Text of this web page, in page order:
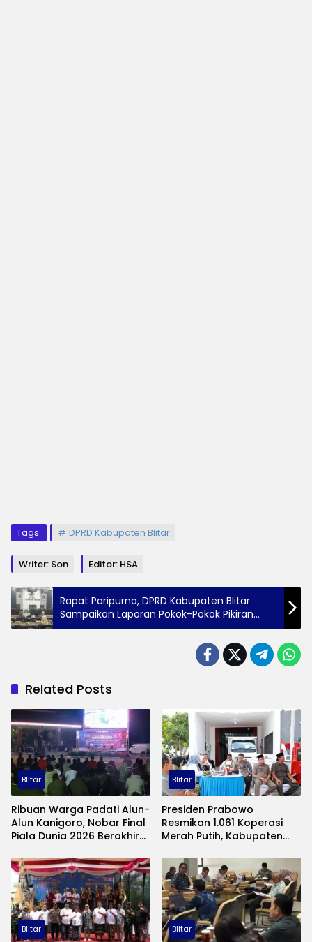
Tags: DPRD Kabupaten Blitar
Writer: Son Editor: HSA
Rapat Paripurna, DPRD Kabupaten Blitar
Sampaikan Laporan Pokok-Pokok Pikiran
DPRD
Related Posts
Blitar
Ribuan Warga Padati Alun-
Alun Kanigoro, Nobar Final
Piala Dunia 2026 Berakhir
Blitar
Presiden Prabowo
Resmikan 1.061 Koperasi
Merah Putih, Kabupaten
Desa
Blitar Blitar